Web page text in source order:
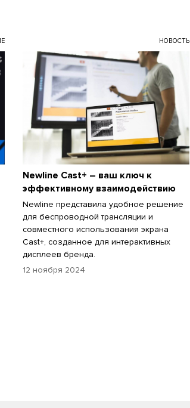
НОВОСТЬ
Newline Cast+ – ваш ключ к
эффективному взаимодействию
Newline представила удобное решение
для беспроводной трансляции и
совместного использования экрана
Cast+, созданное для интерактивных
дисплеев бренда.
12 ноября 2024